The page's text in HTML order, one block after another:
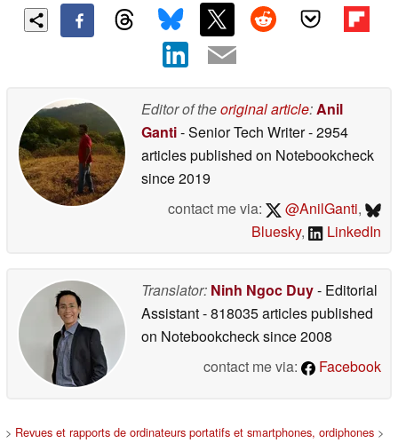
Editor of theoriginal article:Anil
Ganti- Senior Tech Writer- 2954
articles published on Notebookcheck
since 2019
contact me via:
@AnilGanti,
Bluesky, LinkedIn
Translator: Ninh Ngoc Duy- Editorial
Assistant- 818035 articles published
on Notebookchecksince 2008
contact me via:
Facebook
> Revues et rapports de ordinateurs portatifs et smartphones, ordiphones >